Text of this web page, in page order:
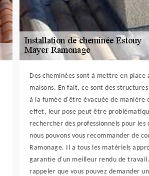
Des cheminées sont à mettre en place
maisons. En fait, ce sont des
à la fumée d'être évacuée de manière
effet, leur pose peut être
rechercher des professionnels pour les
nous pouvons vous recommander de
Ramonage. Il a tous les matériels
garantie d'un meilleur rendu de
rappeler que vous pouvez demander